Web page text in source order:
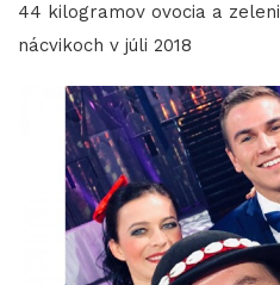
44 kilogramov ovocia a
nácvikoch v júli 2018